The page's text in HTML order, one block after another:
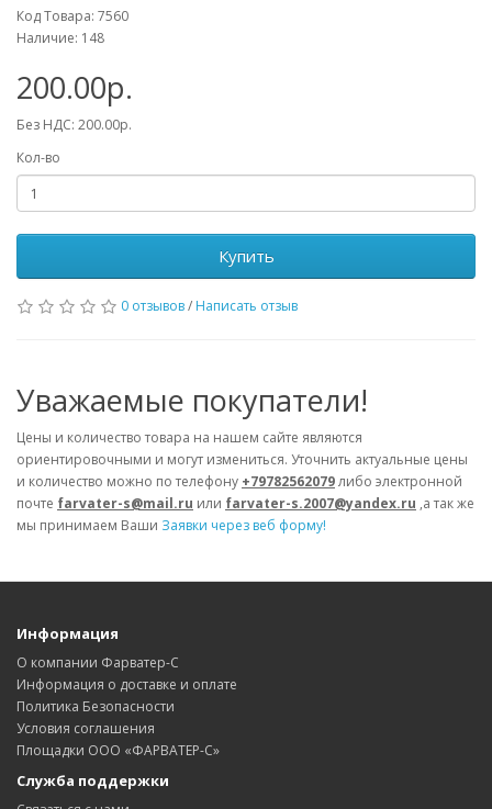
Код Товара: 7560
Наличие: 148
200.00р.
Без НДС: 200.00р.
Кол-во
Купить
0 отзывов/ Написать отзыв
Уважаемые покупатели!
Цены и количество товара на нашем сайте являются
ориентировочными и могут измениться. Уточнить актуальные цены
и количество можно по телефону +79782562079либо электронной
почте farvater-s@mail.ru или farvater-s.2007@yandex.ru ,а так же
мы принимаем Ваши Заявки через веб форму!
Информация
О компании Фарватер-С
Информация о доставке и оплате
Политика Безопасности
Условия соглашения
Площадки ООО «ФАРВАТЕР-С»
Служба поддержки